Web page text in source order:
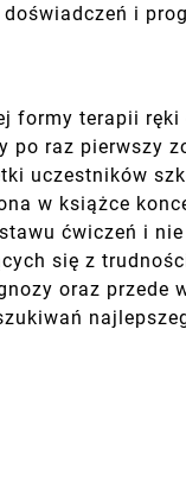
i
formy terapii
raz pierwszy
uczestników
w książce
ćwiczeń i
się z
oraz przede